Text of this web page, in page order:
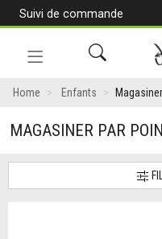
Suivi de commande
en
Home Enfants
MAGASINER PAR